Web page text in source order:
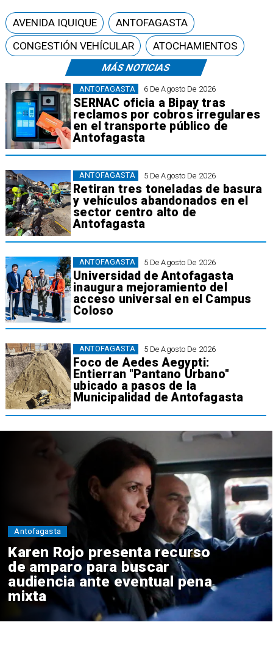
MÁS NOTICIAS
6 De Agosto De 2026
SERNAC oficia a Bipay tras
reclamos por cobros irregulares
en el transporte público de
Antofagasta
ANTOFAGASTA
5 De Agosto De 2026
Retiran tres toneladas de basura
y vehículos abandonados en el
sector centro alto de
Antofagasta
ANTOFAGASTA
5 De Agosto De 2026
Universidad de Antofagasta
inaugura mejoramiento del
acceso universal en el Campus
Coloso
ANTOFAGASTA
5 De Agosto De 2026
Foco de Aedes Aegypti:
Entierran "Pantano Urbano"
ubicado a pasos de la
Municipalidad de Antofagasta
ANTOFAGASTA
AVENIDA IQUIQUE
ANTOFAGASTA
CONGESTIÓN VEHÍCULAR
ATOCHAMIENTOS
Karen Rojo presenta recurso
de amparo para buscar
audiencia ante eventual pena
mixta
Antofagasta